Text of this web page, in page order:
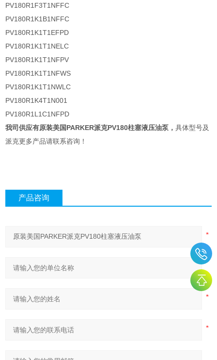
PV180R1F3T1NFFC
PV180R1K1B1NFFC
PV180R1K1T1EFPD
PV180R1K1T1NELC
PV180R1K1T1NFPV
PV180R1K1T1NFWS
PV180R1K1T1NWLC
PV180R1K4T1N001
PV180R1L1C1NFPD
我司供应有原装美国PARKER派克PV180柱塞液压油泵 ，具体型号及
派克更多产品请联系咨询！
产品咨询